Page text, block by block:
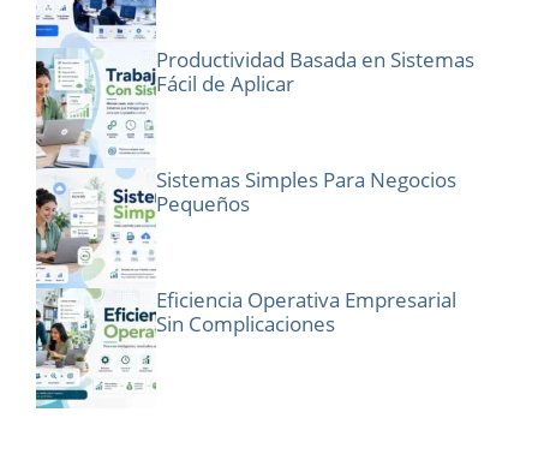
Productividad Basada en Sistemas
Fácil de Aplicar
Sistemas Simples Para Negocios
Pequeños
Eficiencia Operativa Empresarial
Sin Complicaciones